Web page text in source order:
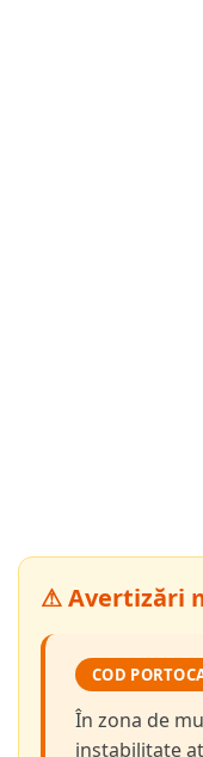
⚠ Avertizări
COD
În zona de
instabilitate